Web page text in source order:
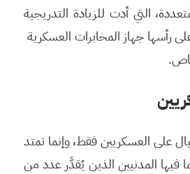
التي أدت للزيادة التدريجية
رأسها جهاز المخابرات العسكرية
على العسكريين فقط، وإنما تمتد
فيها المدنيين الذين يُقدَّر عدد من